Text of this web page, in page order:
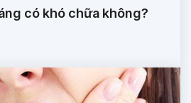
có khó chữa không?